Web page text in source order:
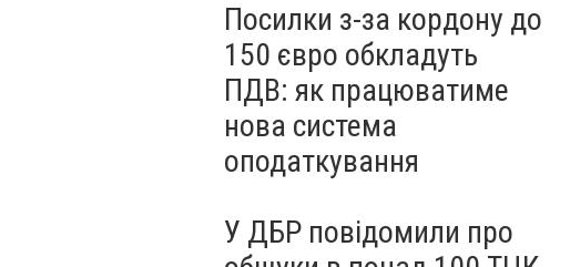
Посилки з-за кордону до
150 євро обкладуть
ПДВ: як працюватиме
нова система
оподаткування
У ДБР повідомили про